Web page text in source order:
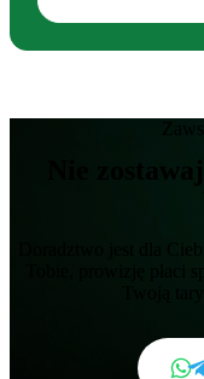
Nie
Doradztwo jest dla
Tobie, prowizję płaci
Twoją